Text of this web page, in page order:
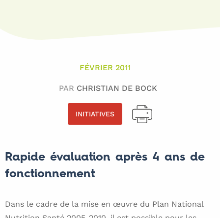
FÉVRIER 2011
PAR CHRISTIAN DE BOCK
INITIATIVES
Rapide évaluation après 4 ans de
fonctionnement
Dans le cadre de la mise en œuvre du Plan National